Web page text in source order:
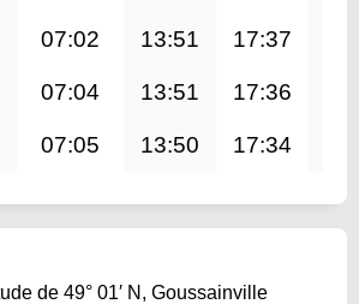
07:02 13:51 17:37
07:04 13:51 17:36
07:05 13:50 17:34
de 49° 01′ N, Goussainville